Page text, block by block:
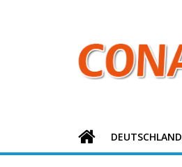
Detektiv
Conan
News
DEUTSCHLAND